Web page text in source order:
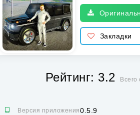
Закладки
Рейтинг: 3.2 Всего
Версия приложения:0.5.9